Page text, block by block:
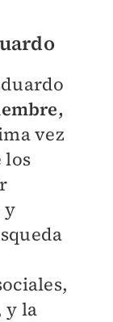
vez
los
y
y la